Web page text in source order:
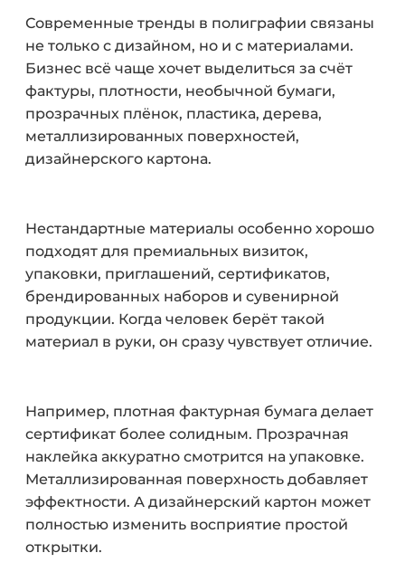
Современные тренды в полиграфии связаны
не только с дизайном, но и с материалами.
Бизнес всё чаще хочет выделиться за счёт
фактуры, плотности, необычной бумаги,
прозрачных плёнок, пластика, дерева,
металлизированных поверхностей,
дизайнерского картона.
Нестандартные материалы особенно хорошо
подходят для премиальных визиток,
упаковки, приглашений, сертификатов,
брендированных наборов и сувенирной
продукции. Когда человек берёт такой
материал в руки, он сразу чувствует отличие.
Например, плотная фактурная бумага делает
сертификат более солидным. Прозрачная
наклейка аккуратно смотрится на упаковке.
Металлизированная поверхность добавляет
эффектности. А дизайнерский картон может
полностью изменить восприятие простой
открытки.